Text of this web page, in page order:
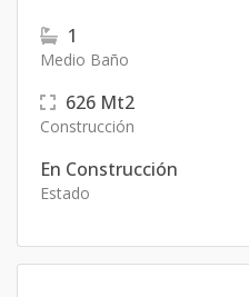
1
Medio Baño
626 Mt2
Construcción
En Construcción
Estado